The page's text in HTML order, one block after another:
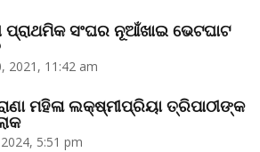
ପ୍ରାଥମିକ ସଂଘର ନୂଆଁଖାଇ ଭେଟଘାଟ
2021, 11:42 am
ମହିଳା ଲକ୍ଷ୍ମୀପ୍ରିୟା ତ୍ରିପାଠୀଙ୍କ
5:51 pm